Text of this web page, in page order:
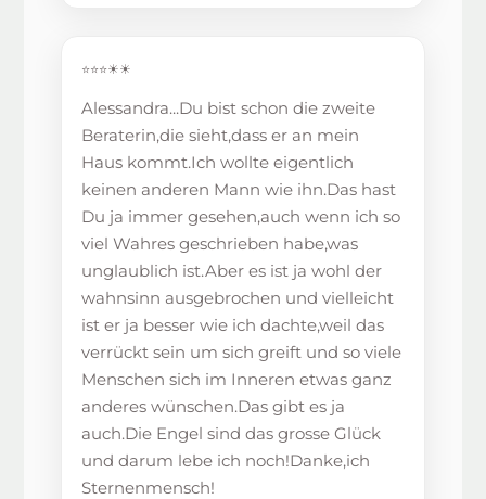
⭐⭐⭐☀☀
Alessandra...Du bist schon die zweite
Beraterin,die sieht,dass er an mein
Haus kommt.Ich wollte eigentlich
keinen anderen Mann wie ihn.Das hast
Du ja immer gesehen,auch wenn ich so
viel Wahres geschrieben habe,was
unglaublich ist.Aber es ist ja wohl der
wahnsinn ausgebrochen und vielleicht
ist er ja besser wie ich dachte,weil das
verrückt sein um sich greift und so viele
Menschen sich im Inneren etwas ganz
anderes wünschen.Das gibt es ja
auch.Die Engel sind das grosse Glück
und darum lebe ich noch!Danke,ich
Sternenmensch!